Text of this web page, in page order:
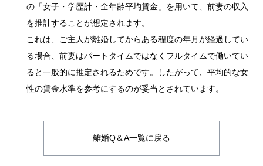
の「女子・学歴計・全年齢平均賃金」を用いて、前妻の収入
を推計することが想定されます。
これは、ご主人が離婚してからある程度の年月が経過してい
る場合、前妻はパートタイムではなくフルタイムで働いてい
ると一般的に推定されるためです。したがって、平均的な女
性の賃金水準を参考にするのが妥当とされています。
離婚Q＆A一覧に戻る